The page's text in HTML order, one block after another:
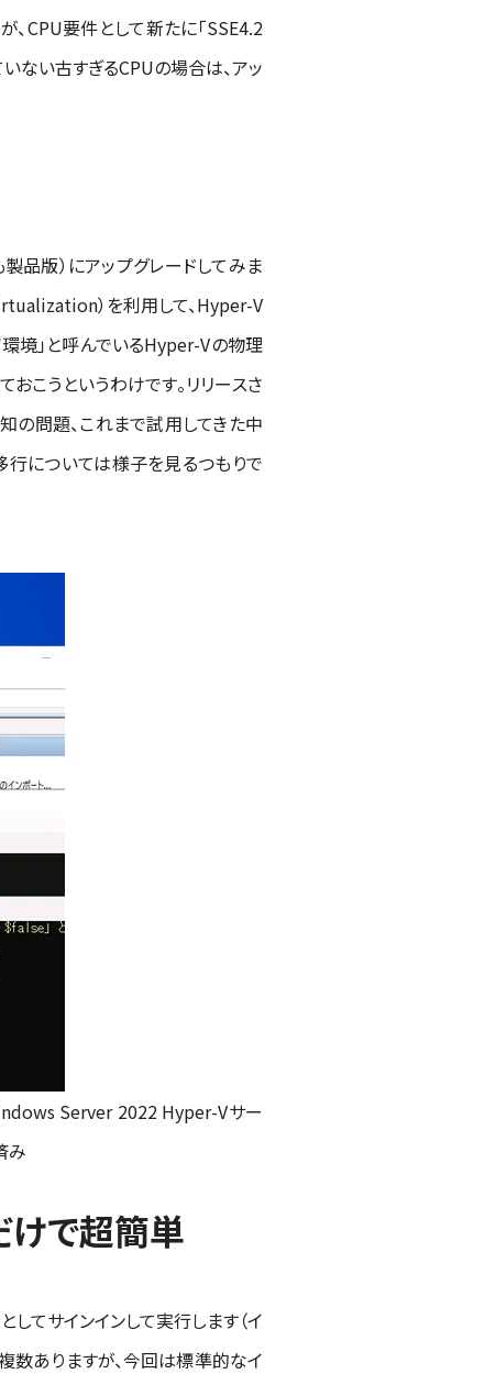
CPU要件として新たに「SSE4.2
ない古すぎるCPUの場合は、アッ
版）にアップグレードしてみま
）を利用して、Hyper-V
環境」と呼んでいるHyper-Vの物理
こうというわけです。リリースさ
の問題、これまで試用してきた中
行については様子を見るつもりで
Server 2022 Hyper-Vサー
み
けで超簡単
てサインインして実行します（イ
数ありますが、今回は標準的なイ